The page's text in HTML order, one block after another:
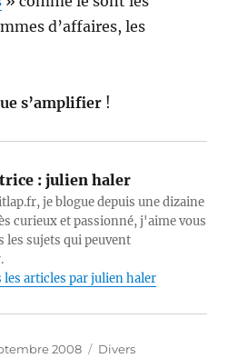
d’affaires, les
s’amplifier !
: julien haler
je blogue depuis une dizaine
curieux et passionné, j'aime vous
les sujets qui peuvent
articles par julien haler
2008 Catégories
Divers